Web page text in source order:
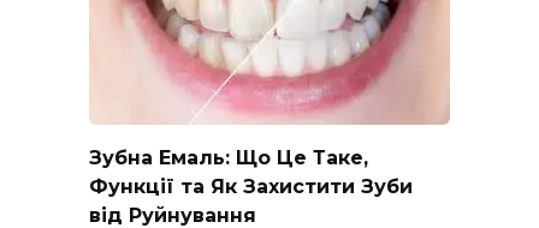
Зубна Емаль: Що Це Таке,
Функції та Як Захистити Зуби
від Руйнування